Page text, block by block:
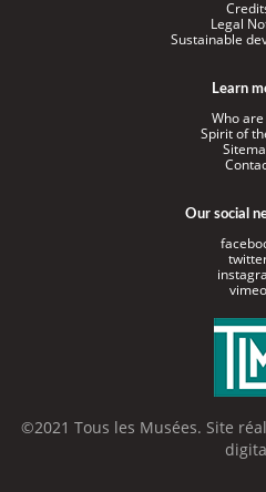
Legal
Sustainable
Learn
Who are
Spirit of
Our social
vimeo
©2021 Tous les Musées. Site